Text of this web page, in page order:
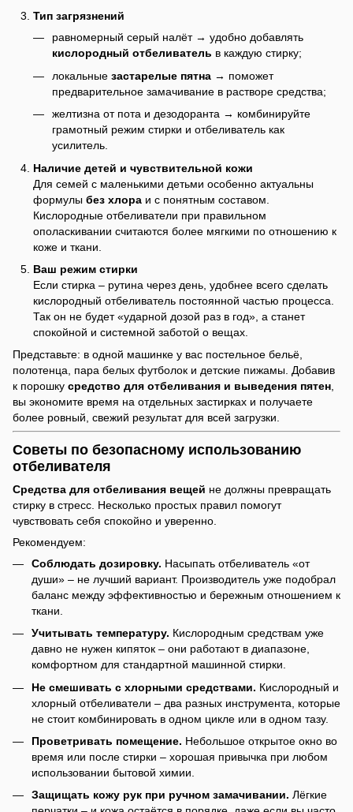
Тип загрязнений
равномерный серый налёт → удобно добавлять
кислородный отбеливатель в каждую стирку;
локальные застарелые пятна → поможет
предварительное замачивание в растворе средства;
желтизна от пота и дезодоранта → комбинируйте
грамотный режим стирки и отбеливатель как
усилитель.
Наличие детей и чувствительной кожи
Для семей с маленькими детьми особенно актуальны
формулы без хлора и с понятным составом.
Кислородные отбеливатели при правильном
ополаскивании считаются более мягкими по отношению к
коже и ткани.
Ваш режим стирки
Если стирка – рутина через день, удобнее всего сделать
кислородный отбеливатель постоянной частью процесса.
Так он не будет «ударной дозой раз в год», а станет
спокойной и системной заботой о вещах.
Представьте: в одной машинке у вас постельное бельё,
полотенца, пара белых футболок и детские пижамы. Добавив
к порошку средство для отбеливания и выведения пятен,
вы экономите время на отдельных застирках и получаете
более ровный, свежий результат для всей загрузки.
Советы по безопасному использованию
отбеливателя
Средства для отбеливания вещей не должны превращать
стирку в стресс. Несколько простых правил помогут
чувствовать себя спокойно и уверенно.
Рекомендуем:
Соблюдать дозировку. Насыпать отбеливатель «от
души» – не лучший вариант. Производитель уже подобрал
баланс между эффективностью и бережным отношением к
ткани.
Учитывать температуру. Кислородным средствам уже
давно не нужен кипяток – они работают в диапазоне,
комфортном для стандартной машинной стирки.
Не смешивать с хлорными средствами. Кислородный и
хлорный отбеливатели – два разных инструмента, которые
не стоит комбинировать в одном цикле или в одном тазу.
Проветривать помещение. Небольшое открытое окно во
время или после стирки – хорошая привычка при любом
использовании бытовой химии.
Защищать кожу рук при ручном замачивании. Лёгкие